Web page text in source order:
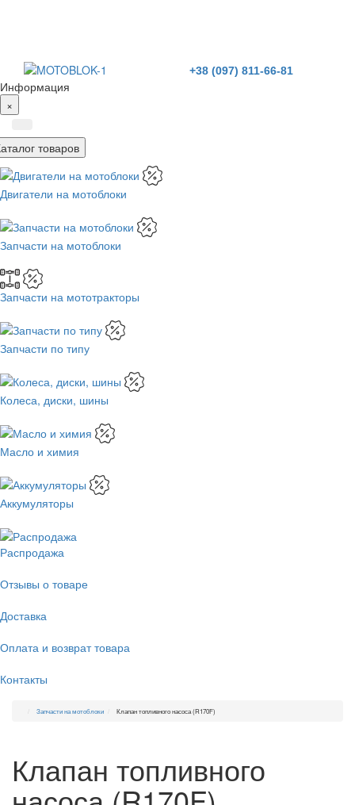
+38 (097) 811-66-81
Информация
×
товаров
Двигатели на мотоблоки
Запчасти на мотоблоки
Запчасти на мототракторы
Запчасти по типу
Колеса, диски, шины
Масло и химия
Аккумуляторы
Распродажа
Отзывы о товаре
Доставка
Оплата и возврат товара
Контакты
Запчасти на мотоблоки Клапан топливного насоса (R170F)
Клапан топливного